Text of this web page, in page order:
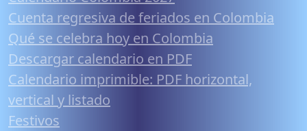
Cuenta regresiva de feriados en Colombia
Qué se celebra hoy en Colombia
Descargar calendario en PDF
Calendario imprimible: PDF horizontal,
vertical y listado
Festivos